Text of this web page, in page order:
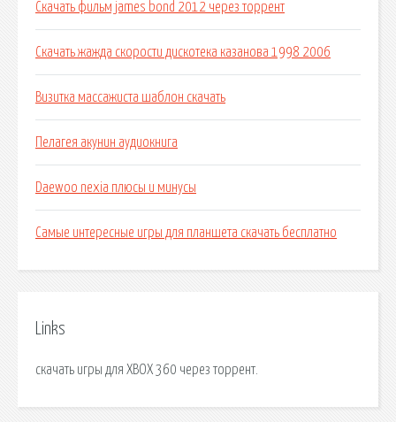
Скачать фильм james bond 2012 через торрент
Скачать жажда скорости дискотека казанова 1998 2006
Визитка массажиста шаблон скачать
Пелагея акунин аудиокнига
Daewoo nexia плюсы и минусы
Самые интересные игры для планшета скачать бесплатно
Links
скачать игры для XBOX 360 через торрент.